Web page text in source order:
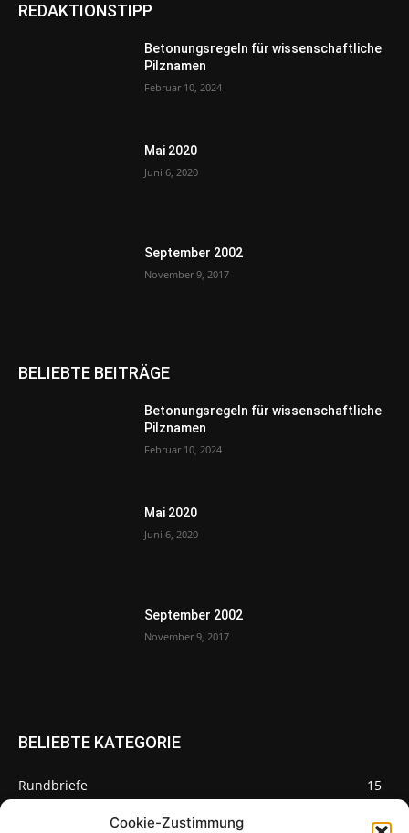
Cookie-Zustimmung
REDAKTIONSTIPP
Betonungsregeln für wissenschaftliche
Pilznamen
Februar 10, 2024
Mai 2020
Juni 6, 2020
September 2002
November 9, 2017
BELIEBTE BEITRÄGE
Betonungsregeln für wissenschaftliche
Pilznamen
Februar 10, 2024
Mai 2020
Juni 6, 2020
September 2002
November 9, 2017
BELIEBTE KATEGORIE
Rundbriefe
15